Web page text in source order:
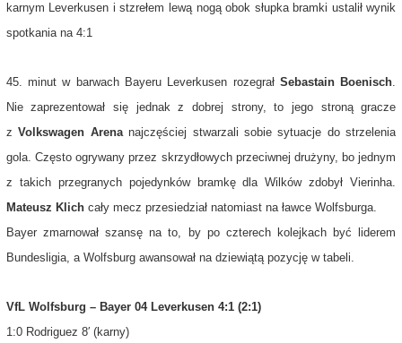
karnym Leverkusen i stzrełem lewą nogą obok słupka bramki ustalił wynik
spotkania na 4:1
45. minut w barwach Bayeru Leverkusen rozegrał Sebastain Boenisch.
Nie zaprezentował się jednak z dobrej strony, to jego stroną gracze
zVolkswagen Arenanajczęściej stwarzali sobie sytuacje do strzelenia
gola. Często ogrywany przez skrzydłowych przeciwnej drużyny, bo jednym
z takich przegranych pojedynków bramkę dla Wilków zdobył Vierinha.
Mateusz Klichcały mecz przesiedział natomiast na ławce Wolfsburga.
Bayer zmarnował szansę na to, by po czterech kolejkach być liderem
Bundesligia, a Wolfsburg awansował na dziewiątą pozycję w tabeli.
VfL Wolfsburg – Bayer 04 Leverkusen 4:1 (2:1)
1:0 Rodriguez 8′ (karny)